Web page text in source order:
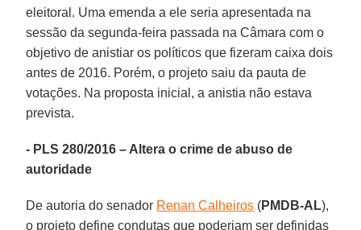
eleitoral. Uma emenda a ele seria apresentada na
sessão da segunda-feira passada na Câmara com o
objetivo de anistiar os políticos que fizeram caixa dois
antes de 2016. Porém, o projeto saiu da pauta de
votações. Na proposta inicial, a anistia não estava
prevista.
- PLS 280/2016 – Altera o crime de abuso de
autoridade
De autoria do senador Renan Calheiros (PMDB-AL),
o projeto define condutas que poderiam ser definidas